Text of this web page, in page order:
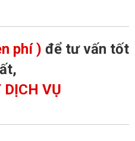
phí ) để tư vấn tốt
VỤ